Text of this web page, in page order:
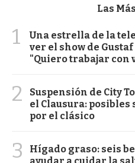
Las
1
Una estrella de la
ver el show de
"Quiero trabajar con
2
Suspensión de City
el Clausura:
por el clásico
3
Hígado graso: seis